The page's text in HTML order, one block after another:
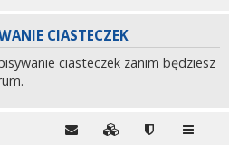
CIASTECZEK
ciasteczek zanim będziesz